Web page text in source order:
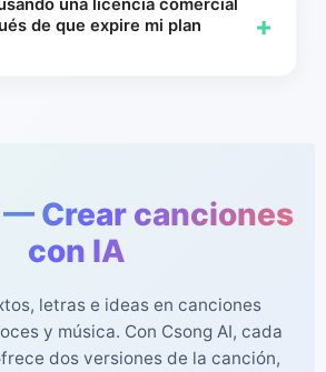
su membresía activa.
una licencia comercial
de que expire mi plan
+
Crear canciones
con IA
letras e ideas en canciones
y música. Con Csong AI, cada
dos versiones de la canción,